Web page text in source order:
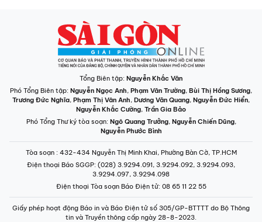
Tổng Biên tập: Nguyễn Khắc Văn
Phó Tổng Biên tập: Nguyễn Ngọc Anh, Phạm Văn Trường, Bùi Thị Hồng Sương,
Trương Đức Nghĩa, Phạm Thị Vân Anh, Dương Văn Quang, Nguyễn Đức Hiển,
Nguyễn Khắc Cường, Trần Gia Bảo
Phó Tổng Thư ký tòa soạn: Ngô Quang Trưởng, Nguyễn Chiến Dũng,
Nguyễn Phước Bình
Tòa soạn : 432-434 Nguyễn Thị Minh Khai, Phường Bàn Cờ, TP.HCM
Điện thoại Báo SGGP: (028) 3.9294.091, 3.9294.092, 3.9294.093,
3.9294.097, 3.9294.098
Điện thoại Tòa soạn Báo Điện tử: 08 65 11 22 55
Giấy phép hoạt động Báo in và Báo Điện tử số 305/GP-BTTTT do Bộ Thông
tin và Truyền thông cấp ngày 28-8-2023.